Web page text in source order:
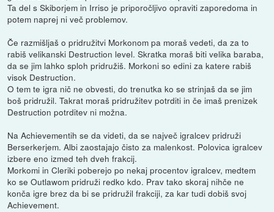
Ta del s Skiborjem in Irriso je priporočljivo opraviti zaporedoma in
potem naprej ni več problemov.
Če razmišljaš o pridružitvi Morkonom pa moraš vedeti, da za to
rabiš velikanski Destruction level. Skratka moraš biti velika baraba,
da se jim lahko sploh pridružiš. Morkoni so edini za katere rabiš
visok Destruction.
O tem te igra nič ne obvesti, do trenutka ko se strinjaš da se jim
boš pridružil. Takrat moraš pridružitev potrditi in če imaš prenizek
Destruction potrditev ni možna.
Na Achievementih se da videti, da se največ igralcev pridruži
Berserkerjem. Albi zaostajajo čisto za malenkost. Polovica igralcev
izbere eno izmed teh dveh frakcij.
Morkomi in Cleriki poberejo po nekaj procentov igralcev, medtem
ko se Outlawom pridruži redko kdo. Prav tako skoraj nihče ne
konča igre brez da bi se pridružil frakciji, za kar tudi dobiš svoj
Achievement.